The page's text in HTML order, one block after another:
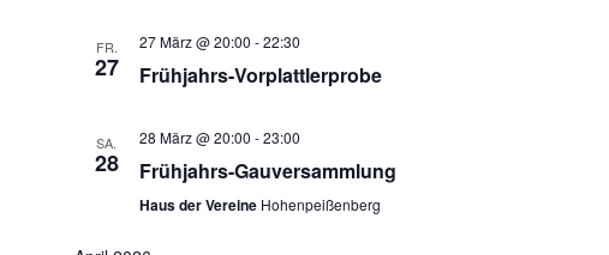
FR.
27
27 März @ 20:00 -22:30
Frühjahrs-Vorplattlerprobe
SA.
28
28 März @ 20:00 -23:00
Frühjahrs-Gauversammlung
Haus der Vereine Hohenpeißenberg